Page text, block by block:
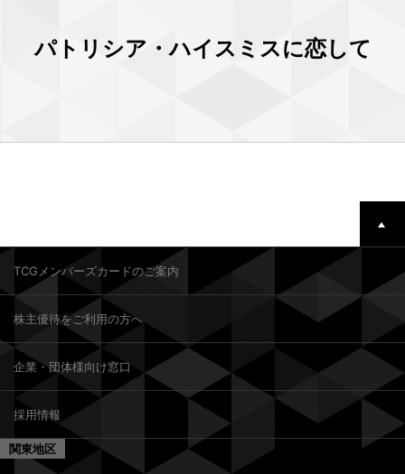
パトリシア・ハイスミスに恋して
TCGメンバーズカードのご案内
株主優待をご利用の方へ
企業・団体様向け窓口
採用情報
関東地区